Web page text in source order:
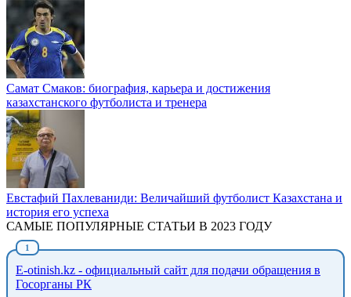
Самат Смаков: биография, карьера и достижения
казахстанского футболиста и тренера
Евстафий Пахлеваниди: Величайший футболист Казахстана и
история его успеха
САМЫЕ ПОПУЛЯРНЫЕ СТАТЬИ В 2023 ГОДУ
E-otinish.kz - официальный сайт для подачи обращения в
Госорганы РК